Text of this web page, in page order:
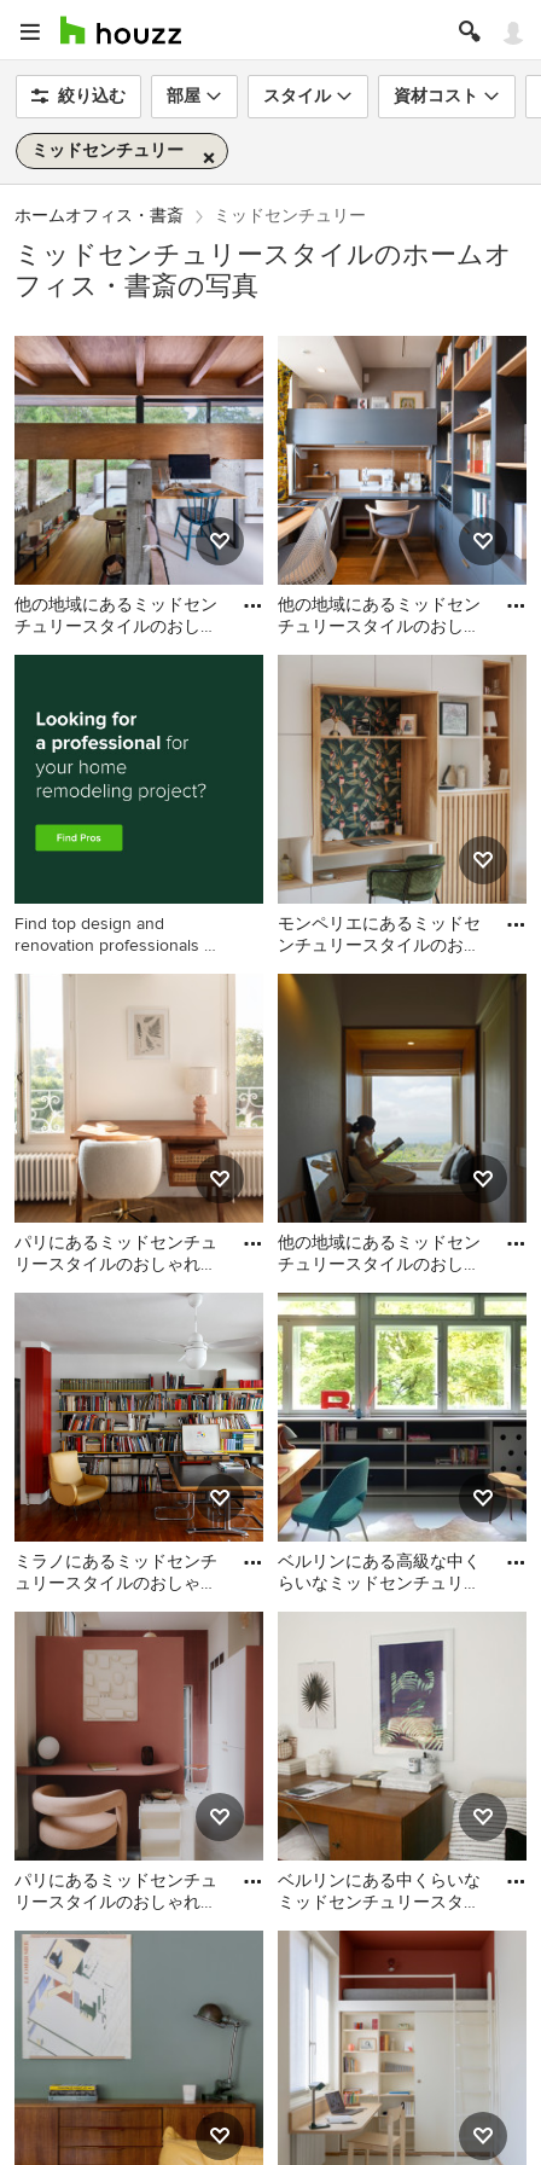
絞り込む 部屋 スタイル 資材コスト
ミッドセンチュリー
ホームオフィス・書斎 ミッドセンチュリー
ミッドセンチュリースタイルのホームオ
フィス・書斎の写真
他の地域にあるミッドセン
チュリースタイルのおしゃ
他の地域にあるミッドセン
れなホームオフィス・書斎
(白い壁、無垢フローリン
グ、自立型机、茶色い床、
表し梁、板張り天井) の写真
他の地域にあるミッドセン
チュリースタイルのおしゃ
他の地域にあるミッドセン
チュリースタイルのおしゃ
れなホームオフィス・書斎
の写真
Find top design and
renovation professionals on
モンペリエにあるミッドセ
ンチュリースタイルのおし
斎の写真
モンペリエにあるミッドセ
ンチュリースタイルのおし
ゃれなホームオフィス・書
パリにあるミッドセンチュ
リースタイルのおしゃれな
パリにあるミッドセンチュ
リースタイルのおしゃれな
ホームオフィス・書斎の写
真
他の地域にあるミッドセン
チュリースタイルのおしゃ
の写真
他の地域にあるミッドセン
チュリースタイルのおしゃ
れなホームオフィス・書斎
の写真
ミラノにあるミッドセンチ
ュリースタイルのおしゃれ
ミラノにあるミッドセンチ
ュリースタイルのおしゃれ
なホームオフィス・書斎の
ベルリンにある高級な中く
らいなミッドセンチュリー
(白い壁、自立型机、白い床
ベルリンにある高級な中く
らいなミッドセンチュリー
スタイルのおしゃれな書斎
(白い壁、自立型机、白い床)
の写真
パリにあるミッドセンチュ
リースタイルのおしゃれな
真
パリにあるミッドセンチュ
リースタイルのおしゃれな
ホームオフィス・書斎の写
真
ベルリンにある中くらいな
ミッドセンチュリースタイ
壁、自立型机) の写真
ベルリンにある中くらいな
ミッドセンチュリースタイ
ルのおしゃれな書斎 (白い
壁、自立型机) の写真